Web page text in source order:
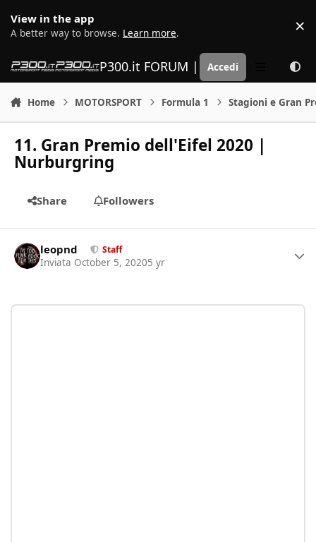
View in the app
A better way to browse. Learn more. ×
P300.it FORUM | Motorsport Media
Accedi
Home MOTORSPORT Formula 1 Stagioni e Gran
11. Gran Premio dell'Eifel 2020 |
Nurburgring
Share Followers
leopnd Staff
Inviata October 5, 20205 yr